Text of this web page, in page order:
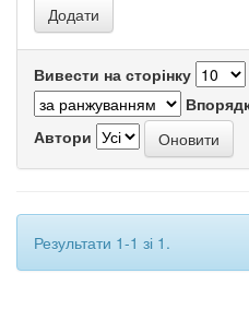
Вивести на сторінку
Автори
Результати 1-1 зі 1.